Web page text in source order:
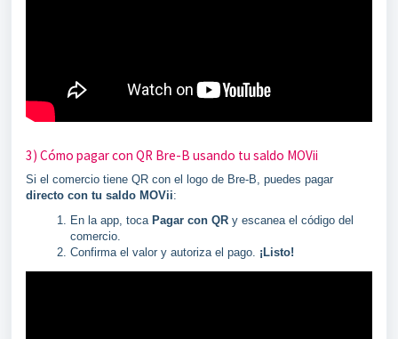
3) Cómo pagar con QR Bre-B usando tu saldo MOVii
Si el comercio tiene QR con el logo de Bre-B, puedes pagar
directo con tu saldo MOVii:
En la app, toca Pagar con QR y escanea el código del
comercio.
Confirma el valor y autoriza el pago. ¡Listo!